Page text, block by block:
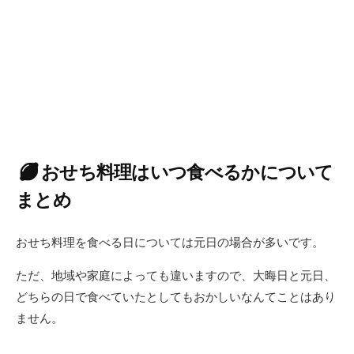
おせち料理はいつ食べるかについて
まとめ
おせち料理を食べる日については元日の場合が多いです。
ただ、地域や家庭によっても違いますので、大晦日と元日、
どちらの日で食べていたとしてもおかしいなんてことはあり
ません。